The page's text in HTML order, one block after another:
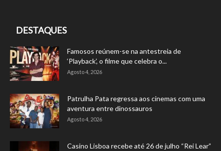
DESTAQUES
Famosos reúnem-se na antestreia de
‘Playback’, o filme que celebra o...
Agosto 4, 2026
Patrulha Pata regressa aos cinemas com uma
aventura entre dinossauros
Agosto 4, 2026
Casino Lisboa recebe até 26 de julho “Rei Lear”